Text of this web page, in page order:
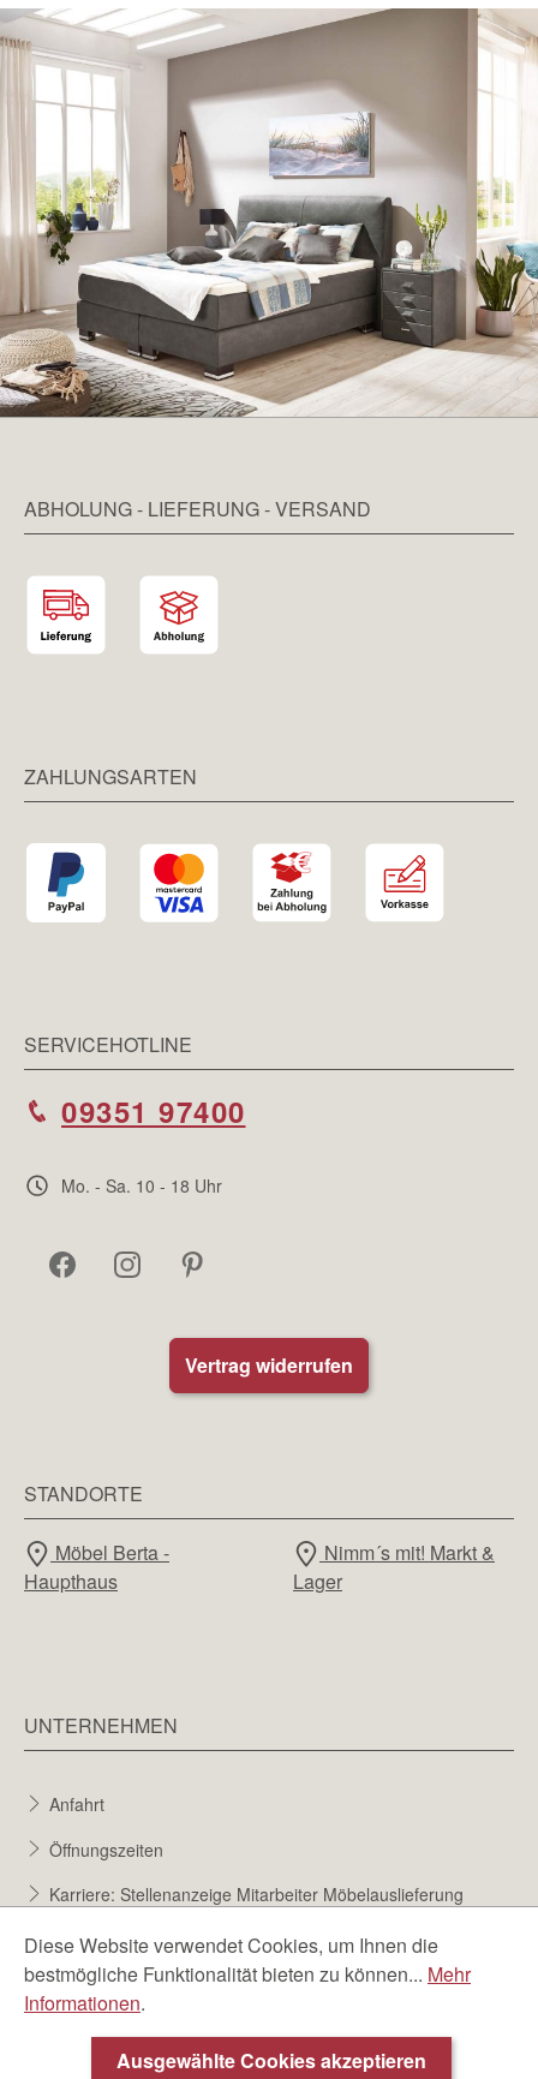
ABHOLUNG - LIEFERUNG - VERSAND
ZAHLUNGSARTEN
SERVICEHOTLINE
09351 97400
Mo. - Sa. 10 - 18 Uhr
Vertrag widerrufen
STANDORTE
Möbel Berta -
Haupthaus
Nimm´s mit! Markt &
Lager
UNTERNEHMEN
Anfahrt
Öffnungszeiten
Karriere: Stellenanzeige Mitarbeiter Möbelauslieferung
Karriere bei Möbel Berta
Bewerbungsformular
Diese Website verwendet Cookies, um Ihnen die
bestmögliche Funktionalität bieten zu können... Mehr
Informationen.
Ausgewählte Cookies akzeptieren